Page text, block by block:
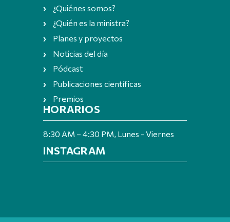
¿Quiénes somos?
¿Quién es la ministra?
Planes y proyectos
Noticias del día
Pódcast
Publicaciones científicas
Premios
HORARIOS
8:30 AM – 4:30 PM, Lunes - Viernes
INSTAGRAM